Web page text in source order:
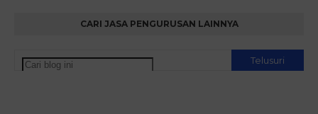
CARI JASA PENGURUSAN LAINNYA